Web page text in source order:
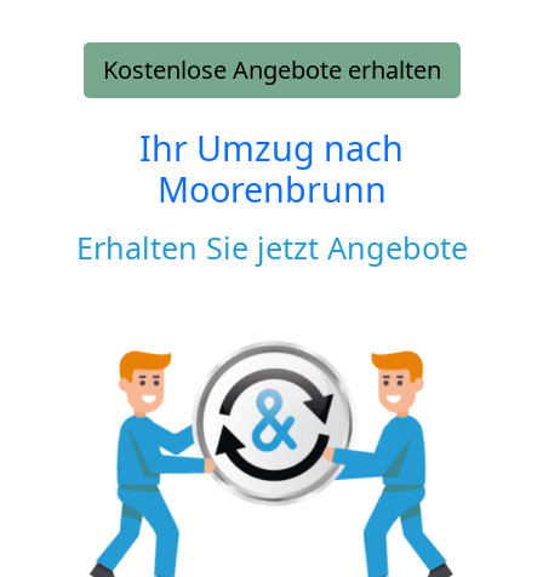
Kostenlose Angebote erhalten
Ihr Umzug nach
Moorenbrunn
Erhalten Sie jetzt Angebote